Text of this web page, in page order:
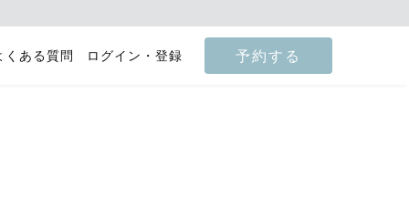
くある質問 ログイン・登録 予約する